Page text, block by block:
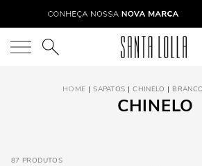
O que você está procurando?
SAPATOS CHINELO BRANCO
CHINELO
87 PRODUTOS